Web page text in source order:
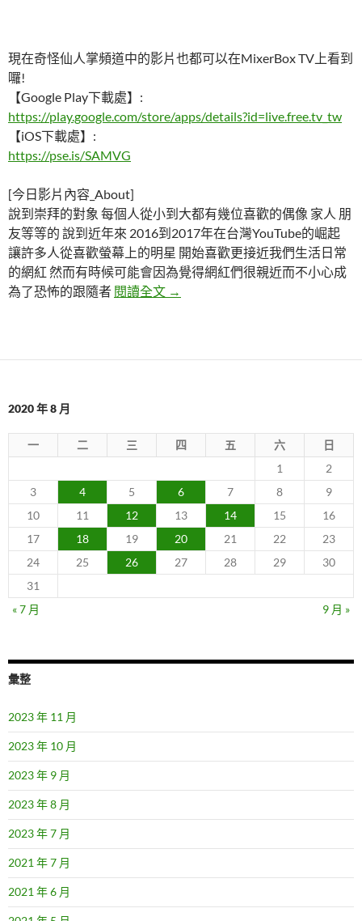
現在奇怪仙人掌頻道中的影片也都可以在MixerBox TV上看到
囉!
【Google Play下載處】:
https://play.google.com/store/apps/details?id=live.free.tv_tw
【iOS下載處】:
https://pse.is/SAMVG
[今日影片內容_About]
說到崇拜的對象 每個人從小到大都有幾位喜歡的偶像 家人 朋
友等等的 說到近年來 2016到2017年在台灣YouTube的崛起
讓許多人從喜歡螢幕上的明星 開始喜歡更接近我們生活日常
的網紅 然而有時候可能會因為覺得網紅們很親近而不小心成
為了恐怖的跟隨者 閱讀全文 五個被粉絲纏上的YouTuber網紅
→
2020 年 8 月
一 二 三 四 五 六
日
1
2
3
4 5 6 7 8
9
10
11 12 13 14 15
16
17
18 19 20 21 22
23
24
25 26 27 28 29
30
31
« 7 月
9 月 »
彙整
2023 年 11 月
2023 年 10 月
2023 年 9 月
2023 年 8 月
2023 年 7 月
2021 年 7 月
2021 年 6 月